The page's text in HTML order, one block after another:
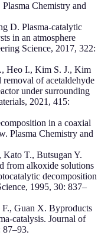
Chemistry and
D. Plasma-catalytic
in an atmosphere
Science, 2017, 322:
Heo I., Kim S. J., Kim
of acetaldehyde
under surrounding
2021, 415:
in a coaxial
Plasma Chemistry and
T., Butsugan Y.
from alkoxide solutions
decomposition
1995, 30: 837–
Guan X. Byproducts
catalysis. Journal of
87–93.